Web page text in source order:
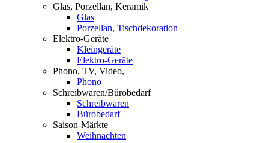
Glas, Porzellan, Keramik
Glas
Porzellan, Tischdekoration
Elektro-Geräte
Kleingeräte
Elektro-Geräte
Phono, TV, Video,
Phono
Schreibwaren/Bürobedarf
Schreibwaren
Bürobedarf
Saison-Märkte
Weihnachten